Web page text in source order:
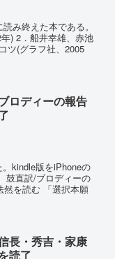
み終えた本である。
) 2．船井幸雄、赤池
ツ(グラフ社、2005
ロディーの報告
kindle版をiPhoneの
鼓直訳/ブロディーの
然を読む 「選択本願
長・秀吉・家康
読了